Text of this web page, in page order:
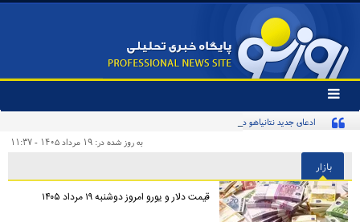
تغییر
وضعیت
منوی
ها
ادعای جدید نتانیاهو درباره برنامه هسته‌ای ایران
به روز شده در: ۱۹ مرداد ۱۴۰۵ - ۱۱:۳۷
بازار
قیمت دلار و یورو امروز دوشنبه ۱۹ مرداد ۱۴۰۵